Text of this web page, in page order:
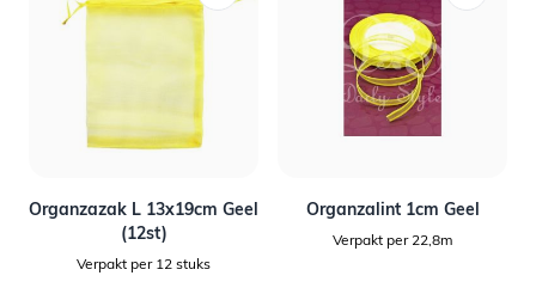
Organzazak L 13x19cm Geel
(12st)
Verpakt per 12 stuks
Organzalint 1cm Geel
Verpakt per 22,8m